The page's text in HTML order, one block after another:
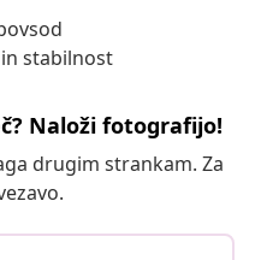
stabilnost
Naloži fotografijo!
drugim strankam. Za